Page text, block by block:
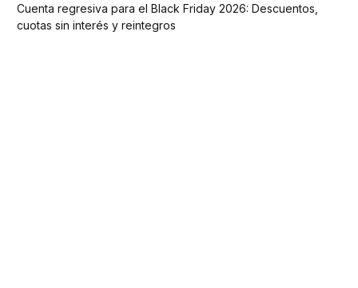
Cuenta regresiva para el Black Friday 2026: Descuentos,
cuotas sin interés y reintegros